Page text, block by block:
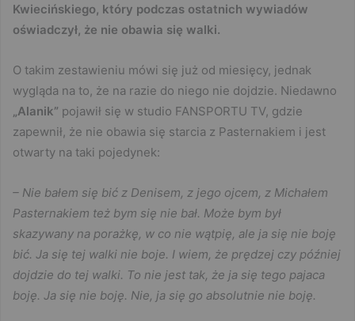
Kwiecińskiego, który podczas ostatnich wywiadów
oświadczył, że nie obawia się walki.
O takim zestawieniu mówi się już od miesięcy, jednak
wygląda na to, że na razie do niego nie dojdzie. Niedawno
„Alanik” pojawił się w studio FANSPORTU TV, gdzie
zapewnił, że nie obawia się starcia z Pasternakiem i jest
otwarty na taki pojedynek:
– Nie bałem się bić z Denisem, z jego ojcem, z Michałem
Pasternakiem też bym się nie bał. Może bym był
skazywany na porażkę, w co nie wątpię, ale ja się nie boję
bić. Ja się tej walki nie boje. I wiem, że prędzej czy później
dojdzie do tej walki. To nie jest tak, że ja się tego pajaca
boję. Ja się nie boję. Nie, ja się go absolutnie nie boję.